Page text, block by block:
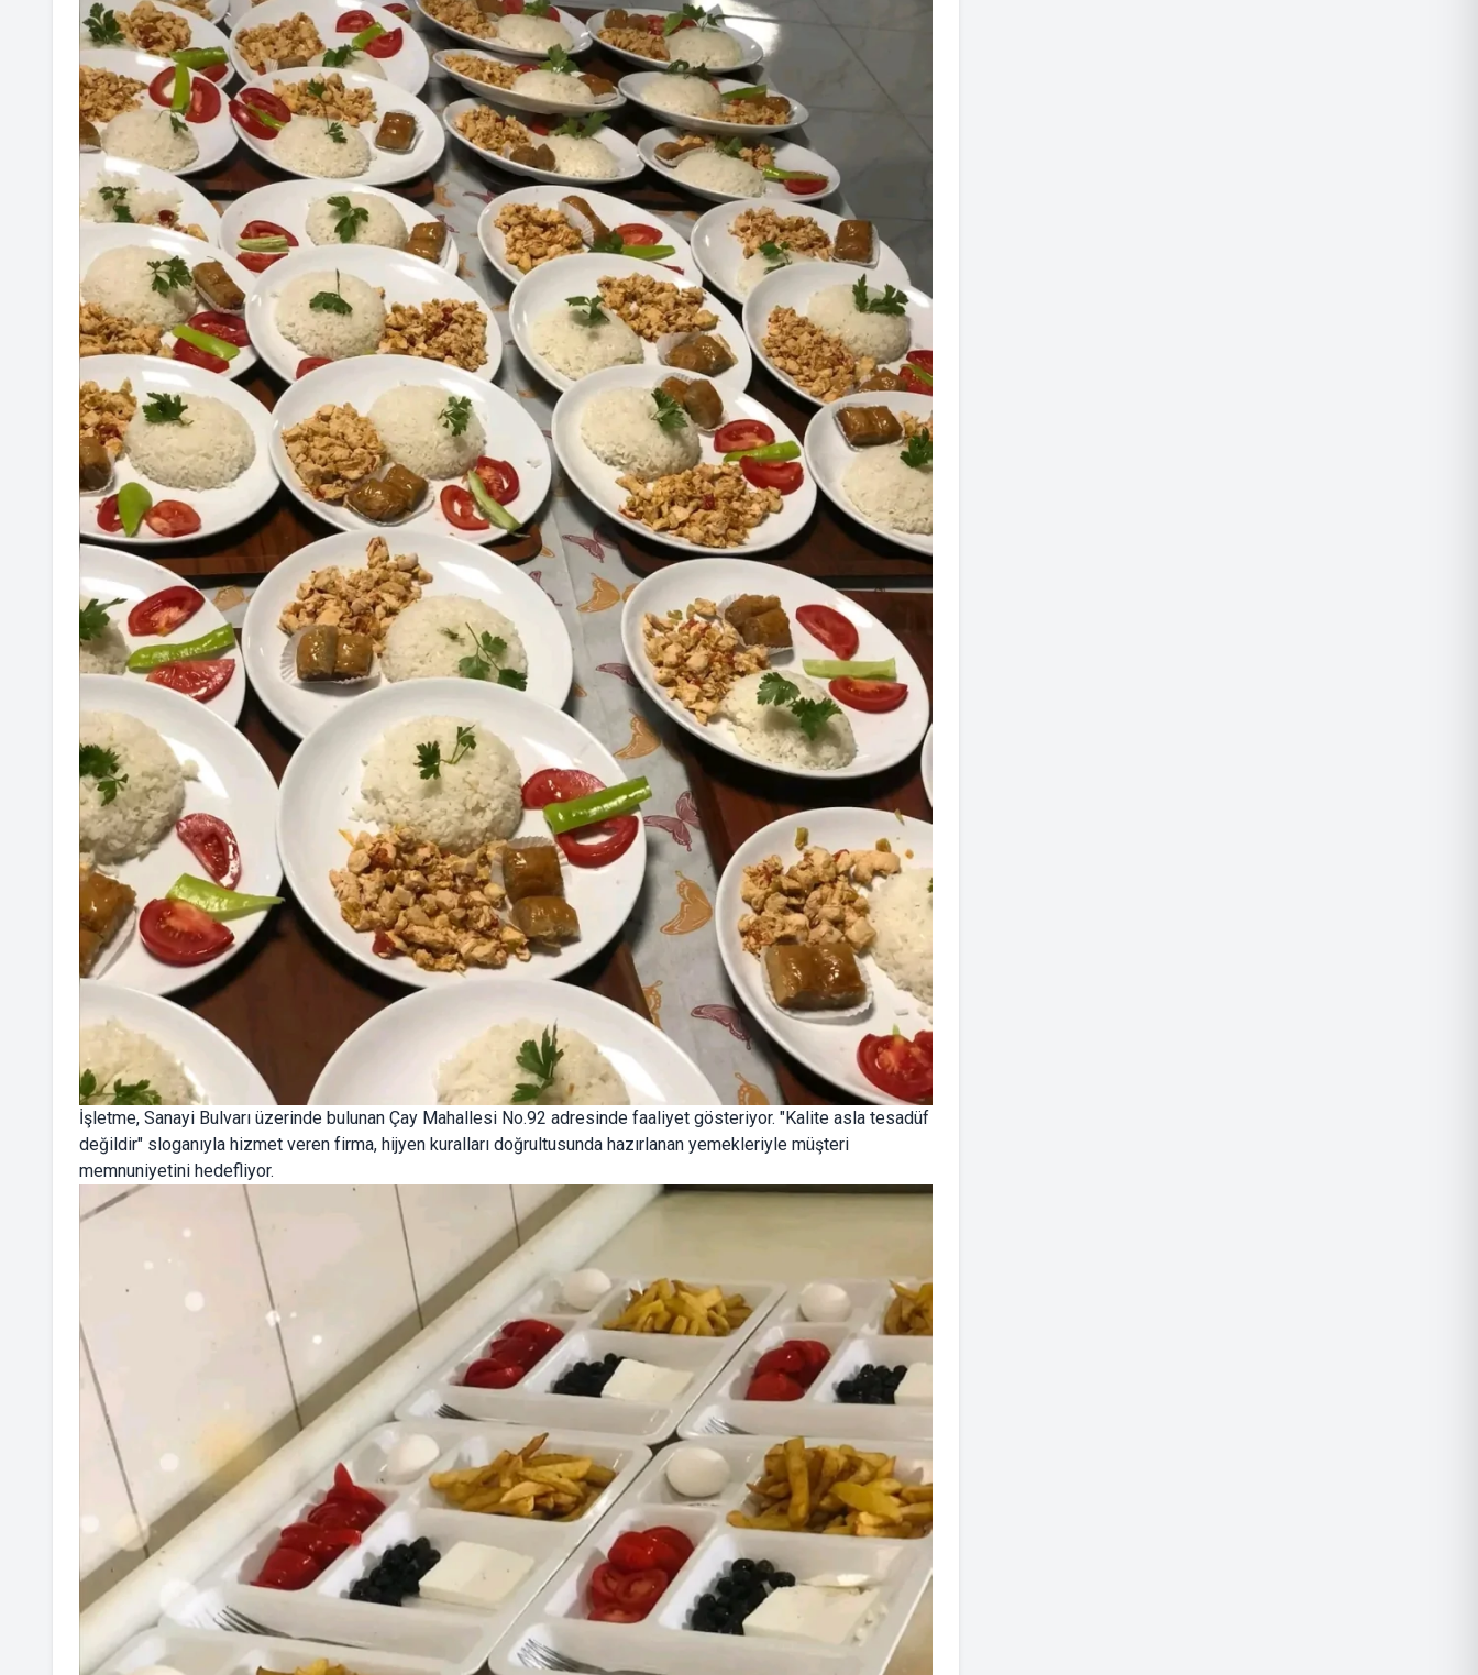
İşletme, Sanayi Bulvarı üzerinde bulunan Çay Mahallesi No.92 adresinde faaliyet gösteriyor. "Kalite asla tesadüf
değildir" sloganıyla hizmet veren firma, hijyen kuralları doğrultusunda hazırlanan yemekleriyle müşteri
memnuniyetini hedefliyor.